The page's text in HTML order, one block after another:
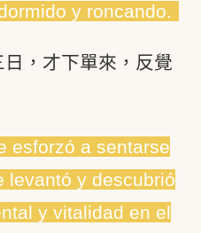
y roncando.
，才下單來，反覺
esforzó a sentarse
levantó y descubrió
y vitalidad en el